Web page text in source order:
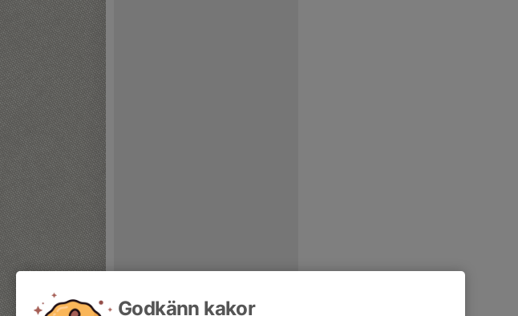
Godkänn kakor